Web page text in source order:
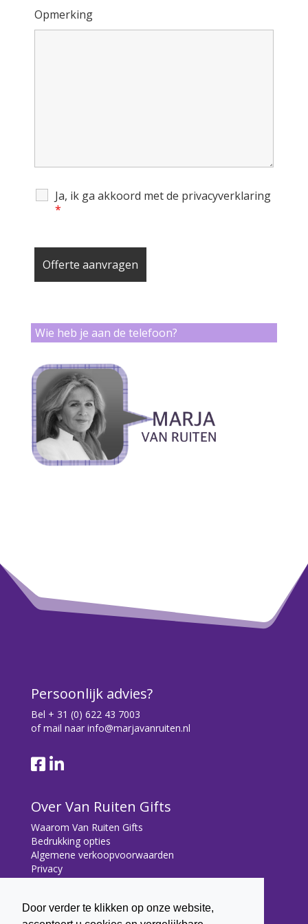
Door verder te klikken op onze website,
Opmerking
Ja, ik ga akkoord met de privacyverklaring
*
Wie heb je aan de telefoon?
Persoonlijk advies?
Bel + 31 (0) 622 43 7003
of mail naar info@marjavanruiten.nl
Over Van Ruiten Gifts
Waarom Van Ruiten Gifts
Bedrukking opties
Algemene verkoopvoorwaarden
Privacy
Contact
Contact